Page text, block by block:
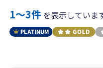
1〜3件を表示していま